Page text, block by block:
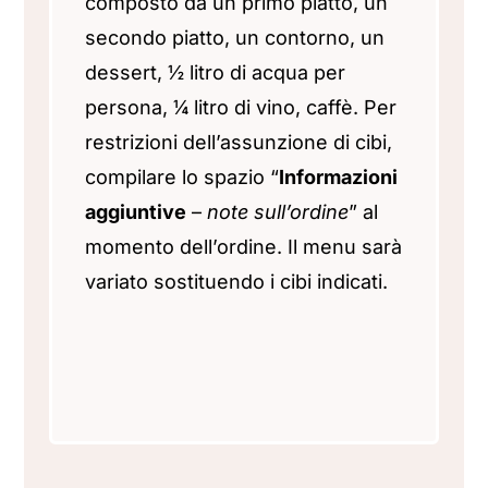
secondo piatto, un contorno, un
dessert, ½ litro di acqua per
persona, ¼ litro di vino, caffè. Per
restrizioni dell’assunzione di cibi,
compilare lo spazio “Informazioni
aggiuntive – note sull’ordine” al
momento dell’ordine. Il menu sarà
variato sostituendo i cibi indicati.